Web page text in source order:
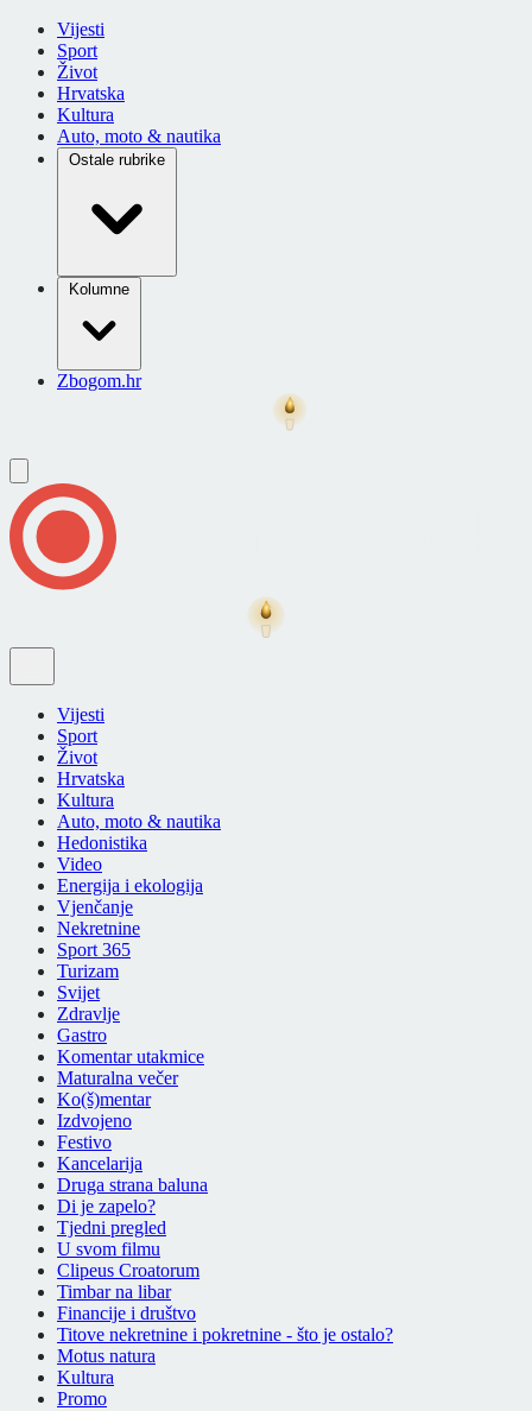
Vijesti
Sport
Život
Hrvatska
Kultura
Auto, moto & nautika
Ostale rubrike
Kolumne
Zbogom.hr
Vijesti
Sport
Život
Hrvatska
Kultura
Auto, moto & nautika
Hedonistika
Video
Energija i ekologija
Vjenčanje
Nekretnine
Sport 365
Turizam
Svijet
Zdravlje
Gastro
Komentar utakmice
Maturalna večer
Ko(š)mentar
Izdvojeno
Festivo
Kancelarija
Druga strana baluna
Di je zapelo?
Tjedni pregled
U svom filmu
Clipeus Croatorum
Timbar na libar
Financije i društvo
Titove nekretnine i pokretnine - što je ostalo?
Motus natura
Kultura
Promo